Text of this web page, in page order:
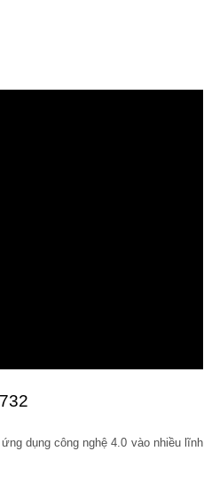
dụng công nghệ 4.0 vào nhiều lĩnh